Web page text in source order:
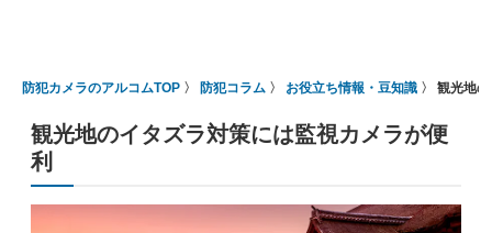
防犯カメラのアルコムTOP 防犯コラム お役立ち情報・豆知識 観光地
観光地のイタズラ対策には監視カメラが便
利